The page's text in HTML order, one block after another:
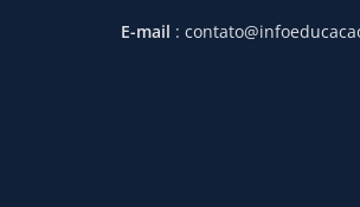
E-mail :